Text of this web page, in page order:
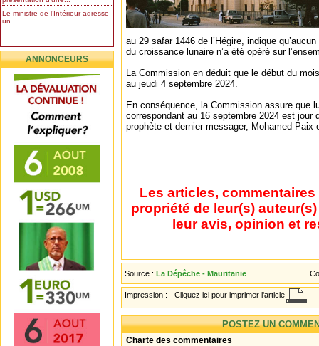
Le ministre de l’Intérieur adresse
un...
ANNONCEURS
au 29 safar 1446 de l’Hégire, indique
du croissance lunaire n’a été opéré sur
La Commission en déduit que le début du
au jeudi 4 septembre 2024.
En conséquence, la Commission assure que
correspondant au 16 septembre 2024 est jour
prophète et dernier messager, Mohamed Paix
Les articles,
propriété de leur(s)
leur avis, opinion et
Source : La Dépêche - Mauritanie
Impression : Cliquez ici pour imprimer l'article
POSTEZ UN
Charte des commentaires